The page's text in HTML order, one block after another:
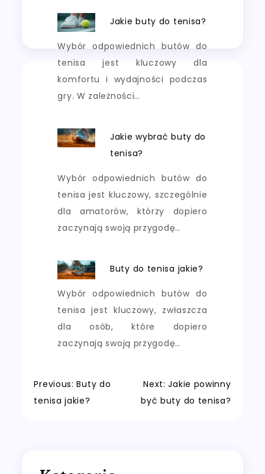
Jakie buty do tenisa?
Wybór odpowiednich butów do
tenisa jest kluczowy dla
komfortu i wydajności podczas
gry. W zależności…
Jakie wybrać buty do
tenisa?
Wybór odpowiednich butów do
tenisa jest kluczowy, szczególnie
dla amatorów, którzy dopiero
zaczynają swoją przygodę…
Buty do tenisa jakie?
Wybór odpowiednich butów do
tenisa jest kluczowy, zwłaszcza
dla osób, które dopiero
zaczynają swoją przygodę…
Nawigacja
Previous: Buty do
tenisa jakie?
Next: Jakie powinny
być buty do tenisa?